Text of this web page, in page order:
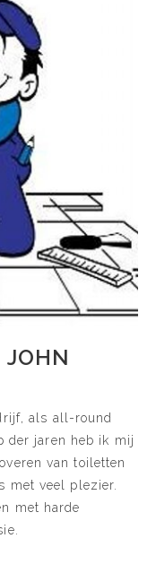
als all-round
der jaren heb ik mij
van toiletten
met veel plezier.
met harde